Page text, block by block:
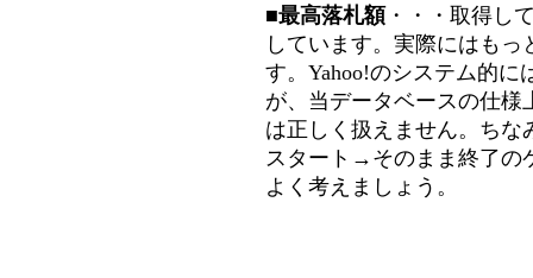
■最高落札額 ・・・取得し
しています。実際にはも
す。Yahoo!のシステム的に
が、当データベースの仕様
は正しく扱えません。ちな
スタート→そのまま終了の
よく考えましょう。